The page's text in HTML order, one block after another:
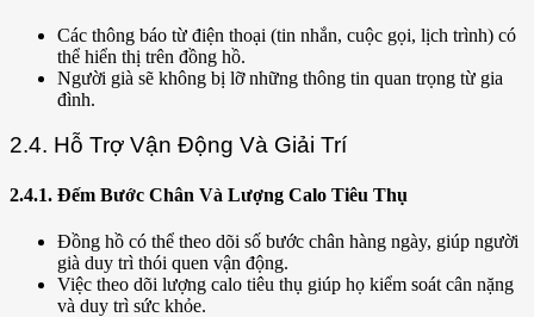
Các thông báo từ điện thoại (tin nhắn, cuộc gọi, lịch trình) có
thể hiển thị trên đồng hồ.
Người già sẽ không bị lỡ những thông tin quan trọng từ gia
đình.
2.4. Hỗ Trợ Vận Động Và Giải Trí
2.4.1. Đếm Bước Chân Và Lượng Calo Tiêu Thụ
Đồng hồ có thể theo dõi số bước chân hàng ngày, giúp người
già duy trì thói quen vận động.
Việc theo dõi lượng calo tiêu thụ giúp họ kiểm soát cân nặng
và duy trì sức khỏe.